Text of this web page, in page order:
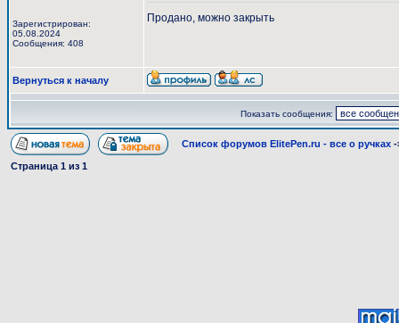
Зарегистрирован:
05.08.2024
Сообщения: 408
Продано, можно закрыть
Вернуться к началу
Показать сообщения:
Список форумов ElitePen.ru - все о ручках
Страница 1 из 1